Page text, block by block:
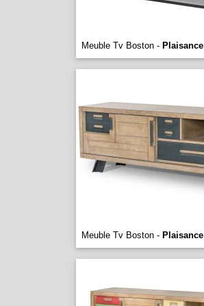
Meuble Tv Boston - Plaisance
Meuble Tv Boston - Plaisance